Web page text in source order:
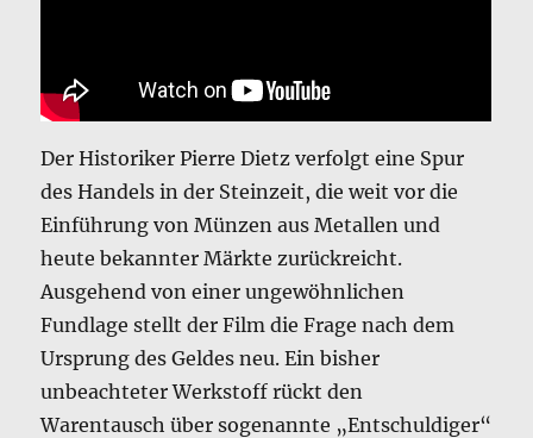
Der Historiker Pierre Dietz verfolgt eine Spur
des Handels in der Steinzeit, die weit vor die
Einführung von Münzen aus Metallen und
heute bekannter Märkte zurückreicht.
Ausgehend von einer ungewöhnlichen
Fundlage stellt der Film die Frage nach dem
Ursprung des Geldes neu. Ein bisher
unbeachteter Werkstoff rückt den
Warentausch über sogenannte „Entschuldiger“